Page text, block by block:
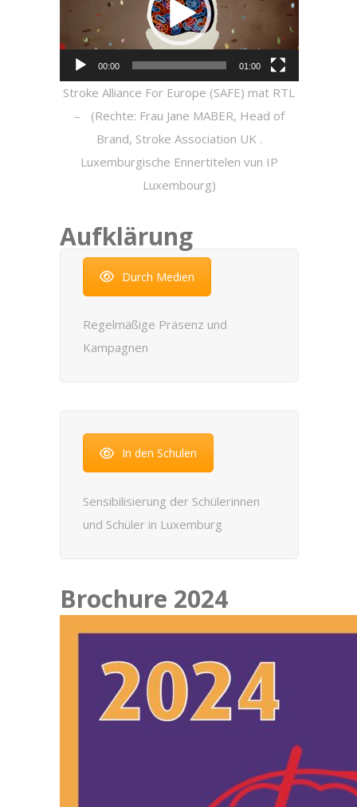
00:00 01:00
Stroke Alliance For Europe (SAFE) mat RTL
– (Rechte: Frau Jane MABER, Head of
Brand, Stroke Association UK .
Luxemburgische Ennertitelen vun IP
Luxembourg)
Aufklärung
Durch Medien
Regelmäßige Präsenz und
Kampagnen
In den Schulen
Sensibilisierung der Schülerinnen
und Schüler in Luxemburg
Brochure 2024